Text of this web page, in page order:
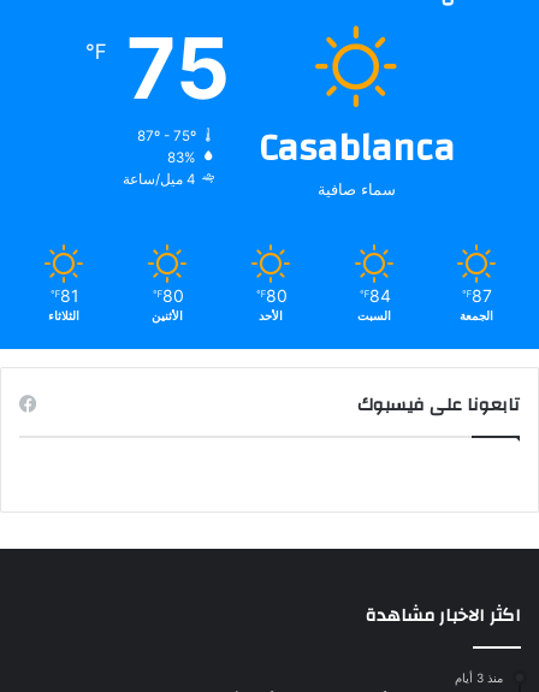
Casablanca
سماء صافية
75
℉
87º - 75º
83%
4 ميل/ساعة
87
℉
الجمعة
84
℉
السبت
80
℉
الأحد
80
℉
الأثنين
81
℉
الثلاثاء
تابعونا على فيسبوك
اكثر الاخبار مشاهدة
منذ 3 أيام